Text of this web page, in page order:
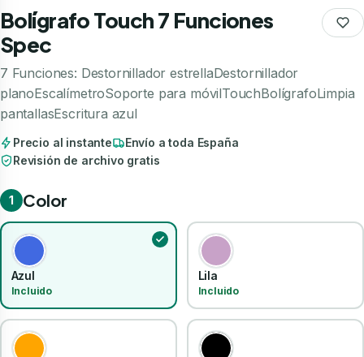
Bolígrafo Touch 7 Funciones
Spec
7 Funciones: Destornillador estrellaDestornillador
planoEscalímetroSoporte para móvilTouchBolígrafoLimpia
pantallasEscritura azul
Precio al instante
Envío a toda España
Revisión de archivo gratis
1 Color
Azul
Incluido
Lila
Incluido